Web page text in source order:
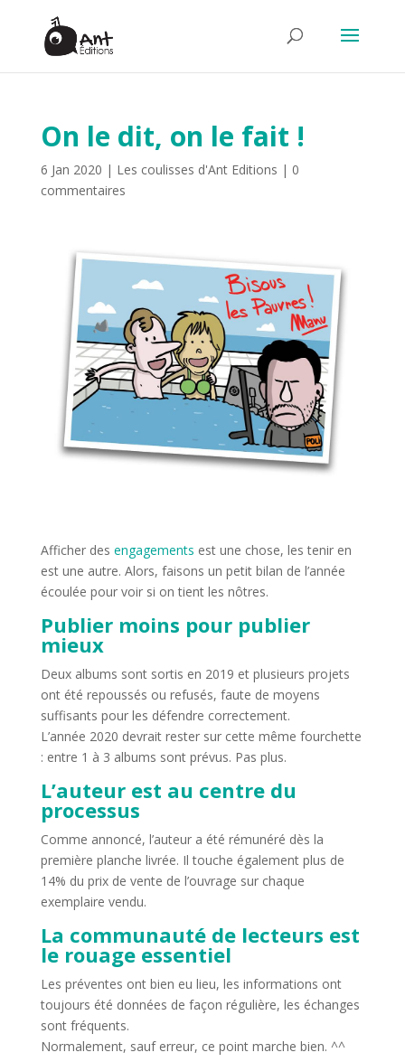
On le dit, on le fait !
6 Jan 2020 | Les coulisses d'Ant Editions | 0
commentaires
Afficher des engagements est une chose, les tenir en
est une autre. Alors, faisons un petit bilan de l’année
écoulée pour voir si on tient les nôtres.
Publier moins pour publier
mieux
Deux albums sont sortis en 2019 et plusieurs projets
ont été repoussés ou refusés, faute de moyens
suffisants pour les défendre correctement.
L’année 2020 devrait rester sur cette même fourchette
: entre 1 à 3 albums sont prévus. Pas plus.
L’auteur est au centre du
processus
Comme annoncé, l’auteur a été rémunéré dès la
première planche livrée. Il touche également plus de
14% du prix de vente de l’ouvrage sur chaque
exemplaire vendu.
La communauté de lecteurs est
le rouage essentiel
Les préventes ont bien eu lieu, les informations ont
toujours été données de façon régulière, les échanges
sont fréquents.
Normalement, sauf erreur, ce point marche bien. ^^